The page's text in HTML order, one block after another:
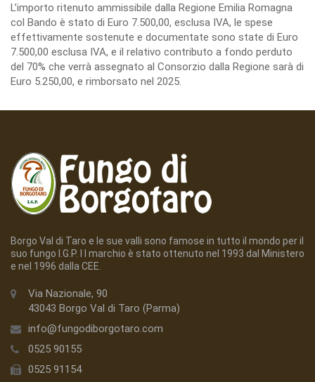
L’importo ritenuto ammissibile dalla Regione Emilia Romagna
col Bando è stato di Euro 7.500,00, esclusa IVA, le spese
effettivamente sostenute e documentate sono state di Euro
7.500,00 esclusa IVA, e il relativo contributo a fondo perduto
del 70% che verrà assegnato al Consorzio dalla Regione sarà di
Euro 5.250,00, e rimborsato nel 2025.
Borgo Val di Taro e le sue valli sono famose in tutto il mondo per il
suo fungo I.G.P. I l marchio è stato ottenuto nel 1993 dal Ministero
e nel 1996 dalla CEE.
Via Nazionale, 90
43043 Borgo Val di Taro (Parma)
info@fungodiborgotaro.com
0525 90155
0525 91154